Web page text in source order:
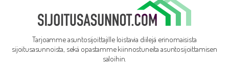
Tarjoamme asuntosijoittajille loistavia diilejä erinomaisista
sijoitusasunnoista, sekä opastamme kiinnostuneita asuntosijoittamisen
saloihin.